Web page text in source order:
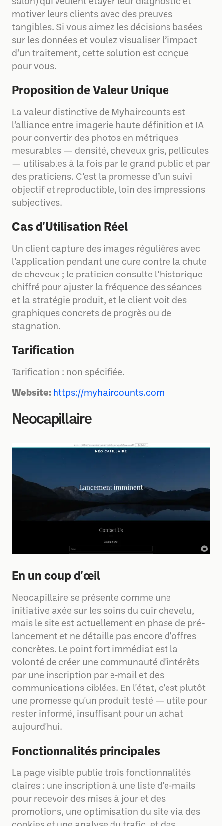
salon) qui veulent étayer leur diagnostic et
motiver leurs clients avec des preuves
tangibles. Si vous aimez les décisions basées
sur les données et voulez visualiser l’impact
d’un traitement, cette solution est conçue
pour vous.
Proposition de Valeur Unique
La valeur distinctive de Myhaircounts est
l’alliance entre imagerie haute définition et IA
pour convertir des photos en métriques
mesurables — densité, cheveux gris, pellicules
— utilisables à la fois par le grand public et par
des praticiens. C’est la promesse d’un suivi
objectif et reproductible, loin des impressions
subjectives.
Cas d'Utilisation Réel
Un client capture des images régulières avec
l’application pendant une cure contre la chute
de cheveux ; le praticien consulte l’historique
chiffré pour ajuster la fréquence des séances
et la stratégie produit, et le client voit des
graphiques concrets de progrès ou de
stagnation.
Tarification
Tarification : non spécifiée.
Website: https://myhaircounts.com
Neocapillaire
En un coup d'œil
Neocapillaire se présente comme une
initiative axée sur les soins du cuir chevelu,
mais le site est actuellement en phase de pré-
lancement et ne détaille pas encore d'offres
concrètes. Le point fort immédiat est la
volonté de créer une communauté d'intérêts
par une inscription par e‑mail et des
communications ciblées. En l'état, c'est plutôt
une promesse qu'un produit testé — utile pour
rester informé, insuffisant pour un achat
aujourd'hui.
Fonctionnalités principales
La page visible publie trois fonctionnalités
claires : une inscription à une liste d'e‑mails
pour recevoir des mises à jour et des
promotions, une optimisation du site via des